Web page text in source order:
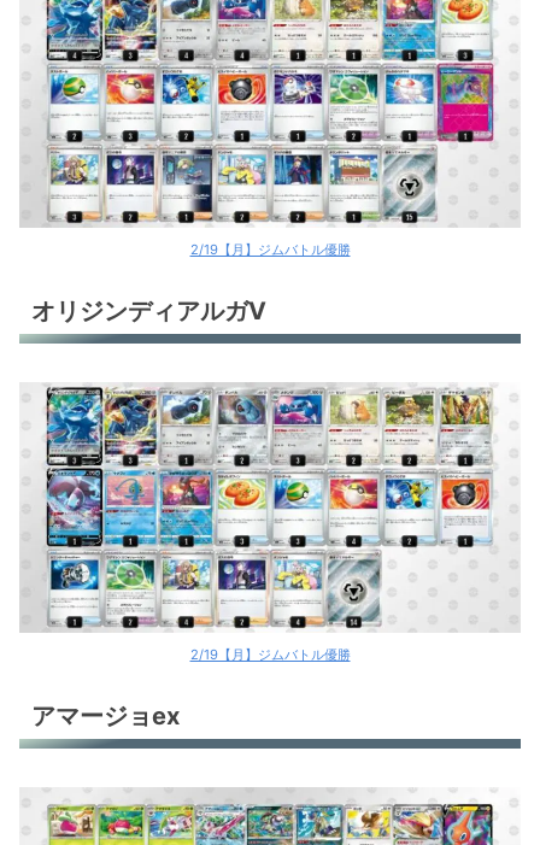
2/19【月】ジムバトル優勝
オリジンディアルガV
2/19【月】ジムバトル優勝
アマージョex